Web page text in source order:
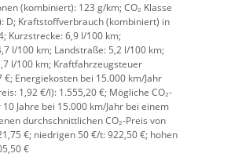
(kombiniert): 123 g/km;CO₂ Klasse
D; Kraftstoffverbrauch (kombiniert) in
Kurzstrecke:6,9 l/100 km;
l/100 km; Landstraße: 5,2 l/100 km;
l/100 km; Kraftfahrzeugsteuer
€; Energiekosten bei 15.000 km/Jahr
1,92€/l): 1.555,20 €; Mögliche CO₂-
10 Jahre bei 15.000 km/Jahr bei einem
durchschnittlichen CO₂-Preis von
€; niedrigen 50 €/t: 922,50 €; hohen
€